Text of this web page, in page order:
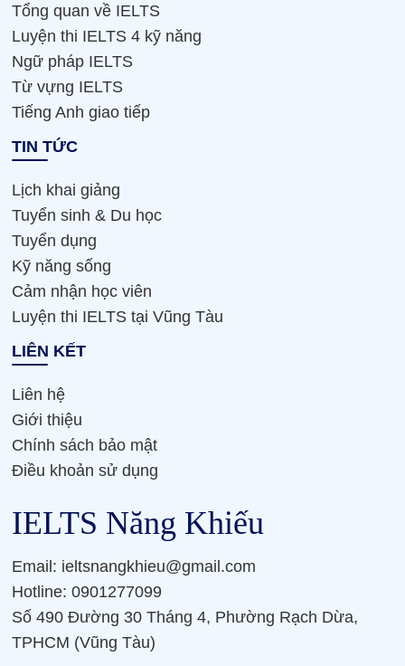
Tổng quan về IELTS
Luyện thi IELTS 4 kỹ năng
Ngữ pháp IELTS
Từ vựng IELTS
Tiếng Anh giao tiếp
TIN TỨC
Lịch khai giảng
Tuyển sinh & Du học
Tuyển dụng
Kỹ năng sống
Cảm nhận học viên
Luyện thi IELTS tại Vũng Tàu
LIÊN KẾT
Liên hệ
Giới thiệu
Chính sách bảo mật
Điều khoản sử dụng
IELTS Năng Khiếu
Email: ieltsnangkhieu@gmail.com
Hotline: 0901277099
Số 490 Đường 30 Tháng 4, Phường Rạch Dừa,
TPHCM (Vũng Tàu)